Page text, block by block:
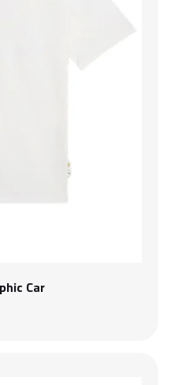
Car